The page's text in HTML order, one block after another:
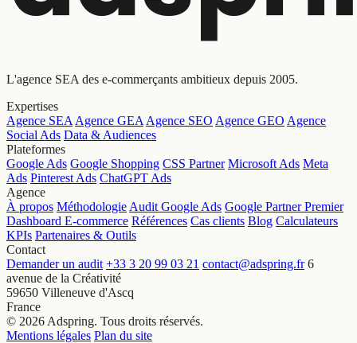
L'agence SEA des e-commerçants ambitieux depuis 2005.
Expertises
Agence SEA Agence GEA Agence SEO Agence GEO Agence
Social Ads Data & Audiences
Plateformes
Google Ads Google Shopping CSS Partner Microsoft Ads Meta
Ads Pinterest Ads ChatGPT Ads
Agence
À propos Méthodologie Audit Google Ads Google Partner Premier
Dashboard E-commerce Références Cas clients Blog Calculateurs
KPIs Partenaires & Outils
Contact
Demander un audit +33 3 20 99 03 21 contact@adspring.fr 6
avenue de la Créativité
59650 Villeneuve d'Ascq
France
© 2026 Adspring. Tous droits réservés.
Mentions légales Plan du site